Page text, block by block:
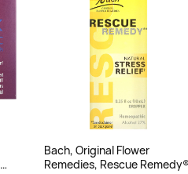
Bach, Original Flower
Remedies, Rescue